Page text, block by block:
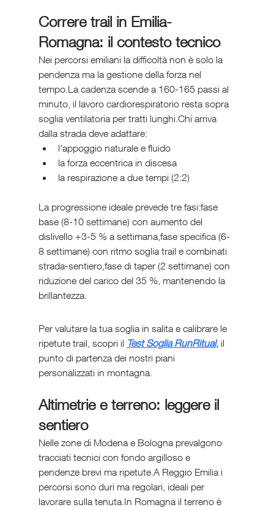
Correre trail in Emilia-
Romagna: il contesto tecnico
Nei percorsi emiliani la difficoltà non è solo la
pendenza ma la gestione della forza nel
tempo.La cadenza scende a 160-165 passi al
minuto, il lavoro cardiorespiratorio resta sopra
soglia ventilatoria per tratti lunghi.Chi arriva
dalla strada deve adattare:
l’appoggio naturale e fluido
la forza eccentrica in discesa
la respirazione a due tempi (2:2)
La progressione ideale prevede tre fasi:fase
base (8-10 settimane) con aumento del
dislivello +3-5 % a settimana,fase specifica (6-
8 settimane) con ritmo soglia trail e combinati
strada-sentiero,fase di taper (2 settimane) con
riduzione del carico del 35 %, mantenendo la
brillantezza.
Per valutare la tua soglia in salita e calibrare le
ripetute trail, scopri il Test Soglia RunRitual, il
punto di partenza dei nostri piani
personalizzati in montagna.
Altimetrie e terreno: leggere il
sentiero
Nelle zone di Modena e Bologna prevalgono
tracciati tecnici con fondo argilloso e
pendenze brevi ma ripetute.A Reggio Emilia i
percorsi sono duri ma regolari, ideali per
lavorare sulla tenuta.In Romagna il terreno è